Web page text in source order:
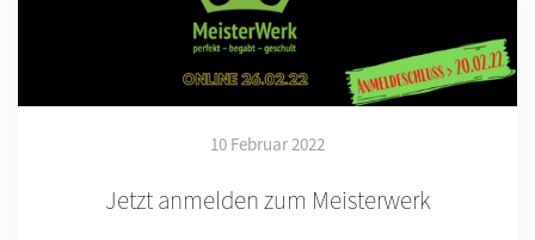
10 Februar 2022
Jetzt anmelden zum Meisterwerk